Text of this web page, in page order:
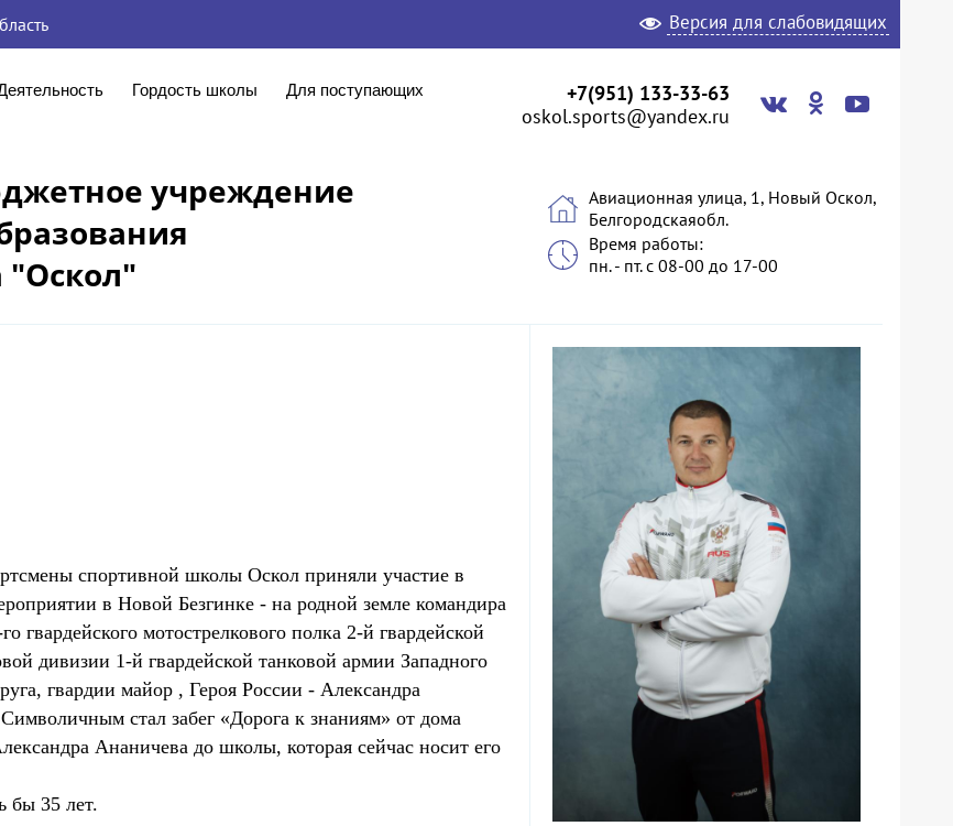
Версия для слабовидящих
Гордость школы Для поступающих
+7(951) 133-33-63
oskol.sports@yandex.ru
учреждение
"Оскол"
Авиационная улица, 1, Новый Оскол,
Белгородскаяобл.
Время работы:
пн. - пт. с 08-00 до 17-00
спортивной школы Оскол приняли участие в
в Новой Безгинке - на родной земле командира
гвардейского мотострелкового полка 2-й гвардейской
дивизии 1-й гвардейской танковой армии Западного
гвардии майор , Героя России - Александра
стал забег «Дорога к знаниям» от дома
Ананичева до школы, которая сейчас носит его
бы 35 лет.